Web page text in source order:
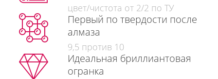
цвет/чистота от 2/2 по ТУ
Первый по твердости после
алмаза
9,5 против 10
Идеальная бриллиантовая
огранка